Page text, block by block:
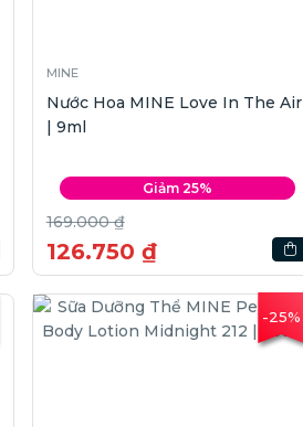
MINE
Nước Hoa MINE Love In The Air
| 9ml
Giảm 25%
169.000 ₫
126.750 ₫
-25%